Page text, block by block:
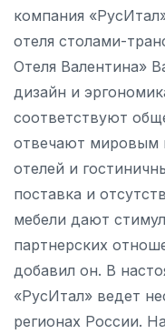
компания
отеля столами-
Отеля Валентина»
дизайн и
соответствуют
отвечают мировым
отелей и
поставка и
мебели дают
партнерских
добавил он. В
«РусИтал» ведет
регионах России.